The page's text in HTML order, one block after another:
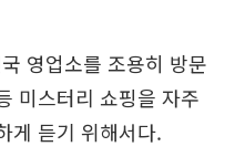
영업소를 조용히 방문
미스터리 쇼핑을 자주
게 듣기 위해서다.